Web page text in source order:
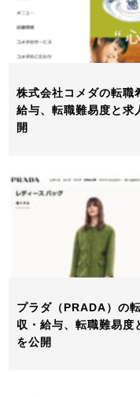
株式会社コメダの転職
給与、転職難易度と求
開
プラダ（PRADA）の
収・給与、転職難易度
を公開